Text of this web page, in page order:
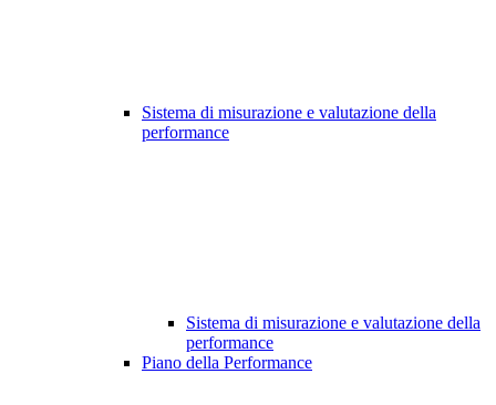
Sistema di misurazione e valutazione della
performance
Sistema di misurazione e valutazione della
performance
Piano della Performance